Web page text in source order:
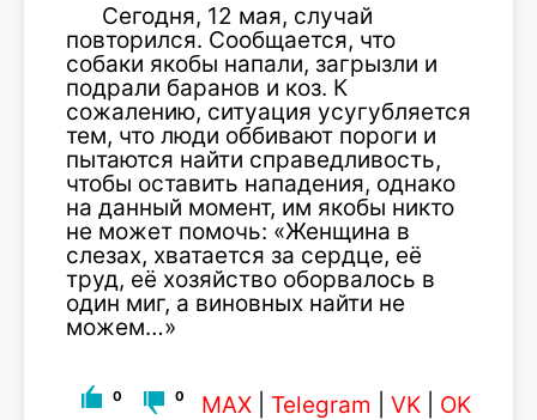
Сегодня, 12 мая, случай
повторился. Сообщается, что
собаки якобы напали, загрызли и
подрали баранов и коз. К
сожалению, ситуация усугубляется
тем, что люди оббивают пороги и
пытаются найти справедливость,
чтобы оставить нападения, однако
на данный момент, им якобы никто
не может помочь: «Женщина в
слезах, хватается за сердце, её
труд, её хозяйство оборвалось в
один миг, а виновных найти не
можем…»
0 0 MAX Telegram VK OK